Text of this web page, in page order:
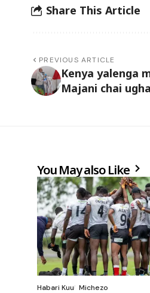
Share This Article
PREVIOUS ARTICLE
Kenya yalenga
Majani chai
You May also Like
Habari Kuu Michezo